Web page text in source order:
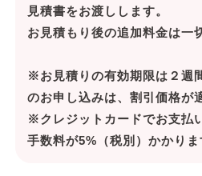
見積書をお渡しします。
お見積もり後の追加料金は一
※お見積りの有効期限は２週
のお申し込みは、割引価格が
※クレジットカードでお支払
手数料が5%（税別）かかりま